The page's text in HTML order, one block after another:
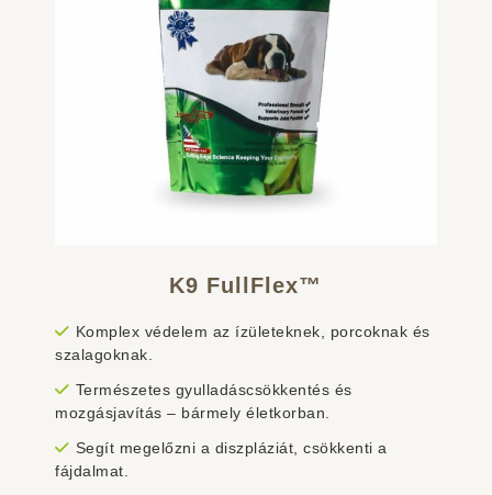
K9 FullFlex™
Komplex védelem az ízületeknek, porcoknak és
szalagoknak.
Természetes gyulladáscsökkentés és
mozgásjavítás – bármely életkorban.
Segít megelőzni a diszpláziát, csökkenti a
fájdalmat.